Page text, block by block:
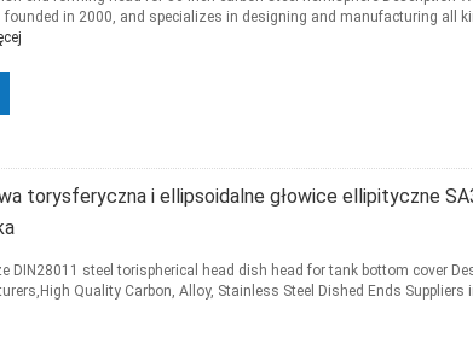
founded in 2000, and specializes in designing and manufacturing all
torysferyczna i ellipsoidalne głowice ellipityczne
DIN28011 steel torispherical head dish head for tank bottom cover
Quality Carbon, Alloy, Stainless Steel Dished Ends Suppliers